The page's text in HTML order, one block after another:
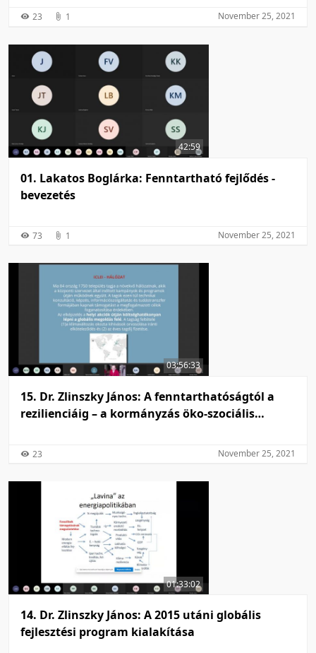
23 1 November 25, 2021
42:59
01. Lakatos Boglárka: Fenntartható fejlődés -
bevezetés
73 1 November 25, 2021
03:56:33
15. Dr. Zlinszky János: A fenntarthatóságtól a
rezilienciáig – a kormányzás öko-szociális
23 November 25, 2021
01:33:02
14. Dr. Zlinszky János: A 2015 utáni globális
fejlesztési program kialakítása